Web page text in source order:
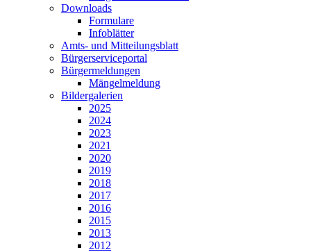
Downloads
Formulare
Infoblätter
Amts- und Mitteilungsblatt
Bürgerserviceportal
Bürgermeldungen
Mängelmeldung
Bildergalerien
2025
2024
2023
2021
2020
2019
2018
2017
2016
2015
2013
2012